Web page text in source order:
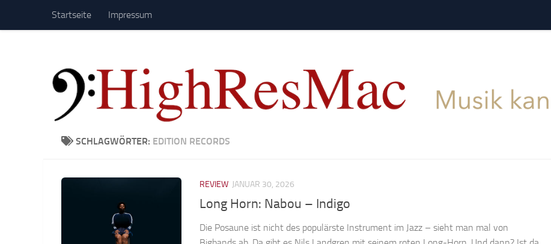
Zum Inhalt springen
Startseite Impressum
SCHLAGWÖRTER: EDITION RECORDS
REVIEW JANUAR 30, 2026
Long Horn: Nabou – Indigo
Die Posaune ist nicht des populärste Instrument im Jazz – sieht man mal von